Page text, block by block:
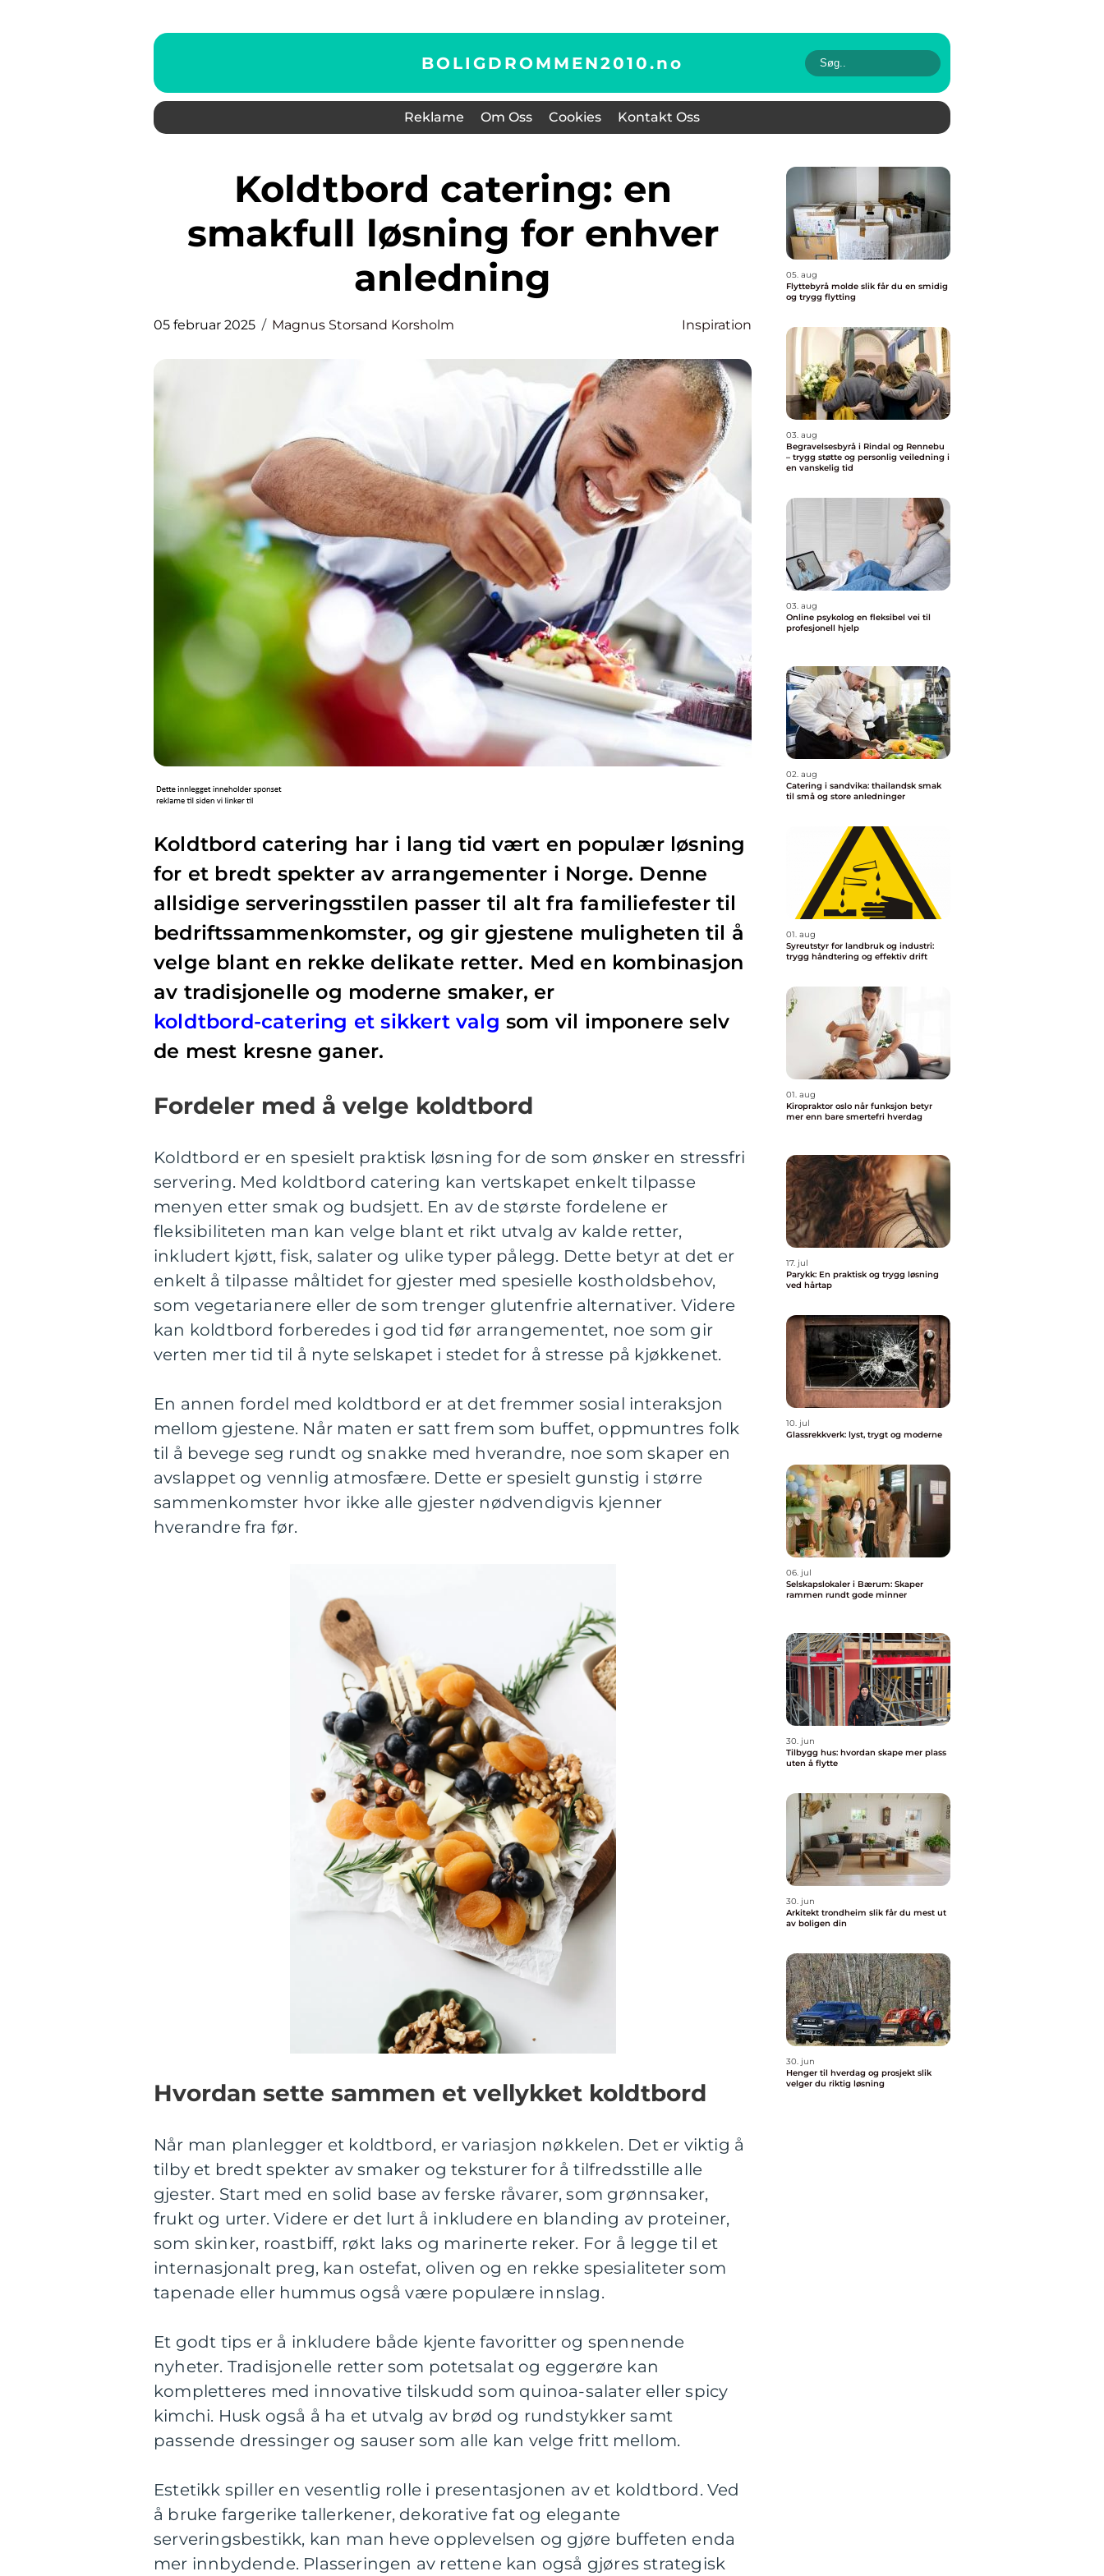
BOLIGDROMMEN2010.no
Reklame Om Oss Cookies Kontakt Oss
Koldtbord catering: en
smakfull løsning for enhver
anledning
05 februar 2025 Magnus Storsand Korsholm Inspiration
Koldtbord catering har i lang tid vært en populær løsning
for et bredt spekter av arrangementer i Norge. Denne
allsidige serveringsstilen passer til alt fra familiefester til
bedriftssammenkomster, og gir gjestene muligheten til å
velge blant en rekke delikate retter. Med en kombinasjon
av tradisjonelle og moderne smaker, er
koldtbord-catering et sikkert valg som vil imponere selv
de mest kresne ganer.
Fordeler med å velge koldtbord
Koldtbord er en spesielt praktisk løsning for de som ønsker en stressfri
servering. Med koldtbord catering kan vertskapet enkelt tilpasse
menyen etter smak og budsjett. En av de største fordelene er
fleksibiliteten man kan velge blant et rikt utvalg av kalde retter,
inkludert kjøtt, fisk, salater og ulike typer pålegg. Dette betyr at det er
enkelt å tilpasse måltidet for gjester med spesielle kostholdsbehov,
som vegetarianere eller de som trenger glutenfrie alternativer. Videre
kan koldtbord forberedes i god tid før arrangementet, noe som gir
verten mer tid til å nyte selskapet i stedet for å stresse på kjøkkenet.
En annen fordel med koldtbord er at det fremmer sosial interaksjon
mellom gjestene. Når maten er satt frem som buffet, oppmuntres folk
til å bevege seg rundt og snakke med hverandre, noe som skaper en
avslappet og vennlig atmosfære. Dette er spesielt gunstig i større
sammenkomster hvor ikke alle gjester nødvendigvis kjenner
hverandre fra før.
Hvordan sette sammen et vellykket koldtbord
Når man planlegger et koldtbord, er variasjon nøkkelen. Det er viktig å
tilby et bredt spekter av smaker og teksturer for å tilfredsstille alle
gjester. Start med en solid base av ferske råvarer, som grønnsaker,
frukt og urter. Videre er det lurt å inkludere en blanding av proteiner,
som skinker, roastbiff, røkt laks og marinerte reker. For å legge til et
internasjonalt preg, kan ostefat, oliven og en rekke spesialiteter som
tapenade eller hummus også være populære innslag.
Et godt tips er å inkludere både kjente favoritter og spennende
nyheter. Tradisjonelle retter som potetsalat og eggerøre kan
kompletteres med innovative tilskudd som quinoa-salater eller spicy
kimchi. Husk også å ha et utvalg av brød og rundstykker samt
passende dressinger og sauser som alle kan velge fritt mellom.
Estetikk spiller en vesentlig rolle i presentasjonen av et koldtbord. Ved
å bruke fargerike tallerkener, dekorative fat og elegante
serveringsbestikk, kan man heve opplevelsen og gjøre buffeten enda
mer innbydende. Plasseringen av rettene kan også gjøres strategisk
05. aug
Flyttebyrå molde slik får du en smidig
og trygg flytting
03. aug
Begravelsesbyrå i Rindal og Rennebu
– trygg støtte og personlig veiledning i
en vanskelig tid
03. aug
Online psykolog en fleksibel vei til
profesjonell hjelp
02. aug
Catering i sandvika: thailandsk smak
til små og store anledninger
01. aug
Syreutstyr for landbruk og industri:
trygg håndtering og effektiv drift
01. aug
Kiropraktor oslo når funksjon betyr
mer enn bare smertefri hverdag
17. jul
Parykk: En praktisk og trygg løsning
ved hårtap
10. jul
Glassrekkverk: lyst, trygt og moderne
06. jul
Selskapslokaler i Bærum: Skaper
rammen rundt gode minner
30. jun
Tilbygg hus: hvordan skape mer plass
uten å flytte
30. jun
Arkitekt trondheim slik får du mest ut
av boligen din
30. jun
Henger til hverdag og prosjekt slik
velger du riktig løsning